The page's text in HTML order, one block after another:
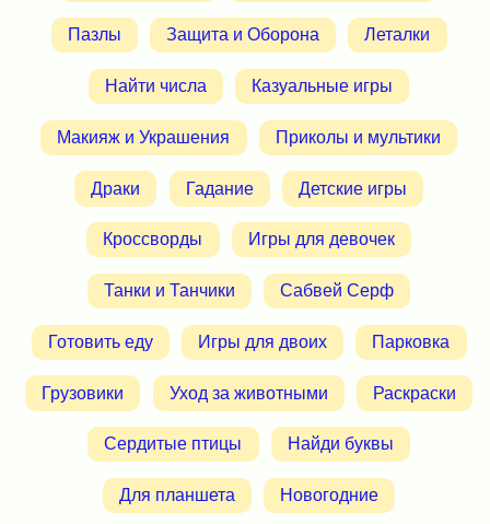
Пазлы Защита и Оборона Леталки
Найти числа Казуальные игры
Макияж и Украшения Приколы и мультики
Драки Гадание Детские игры
Кроссворды Игры для девочек
Танки и Танчики Сабвей Серф
Готовить еду Игры для двоих Парковка
Грузовики Уход за животными Раскраски
Сердитые птицы Найди буквы
Для планшета Новогодние